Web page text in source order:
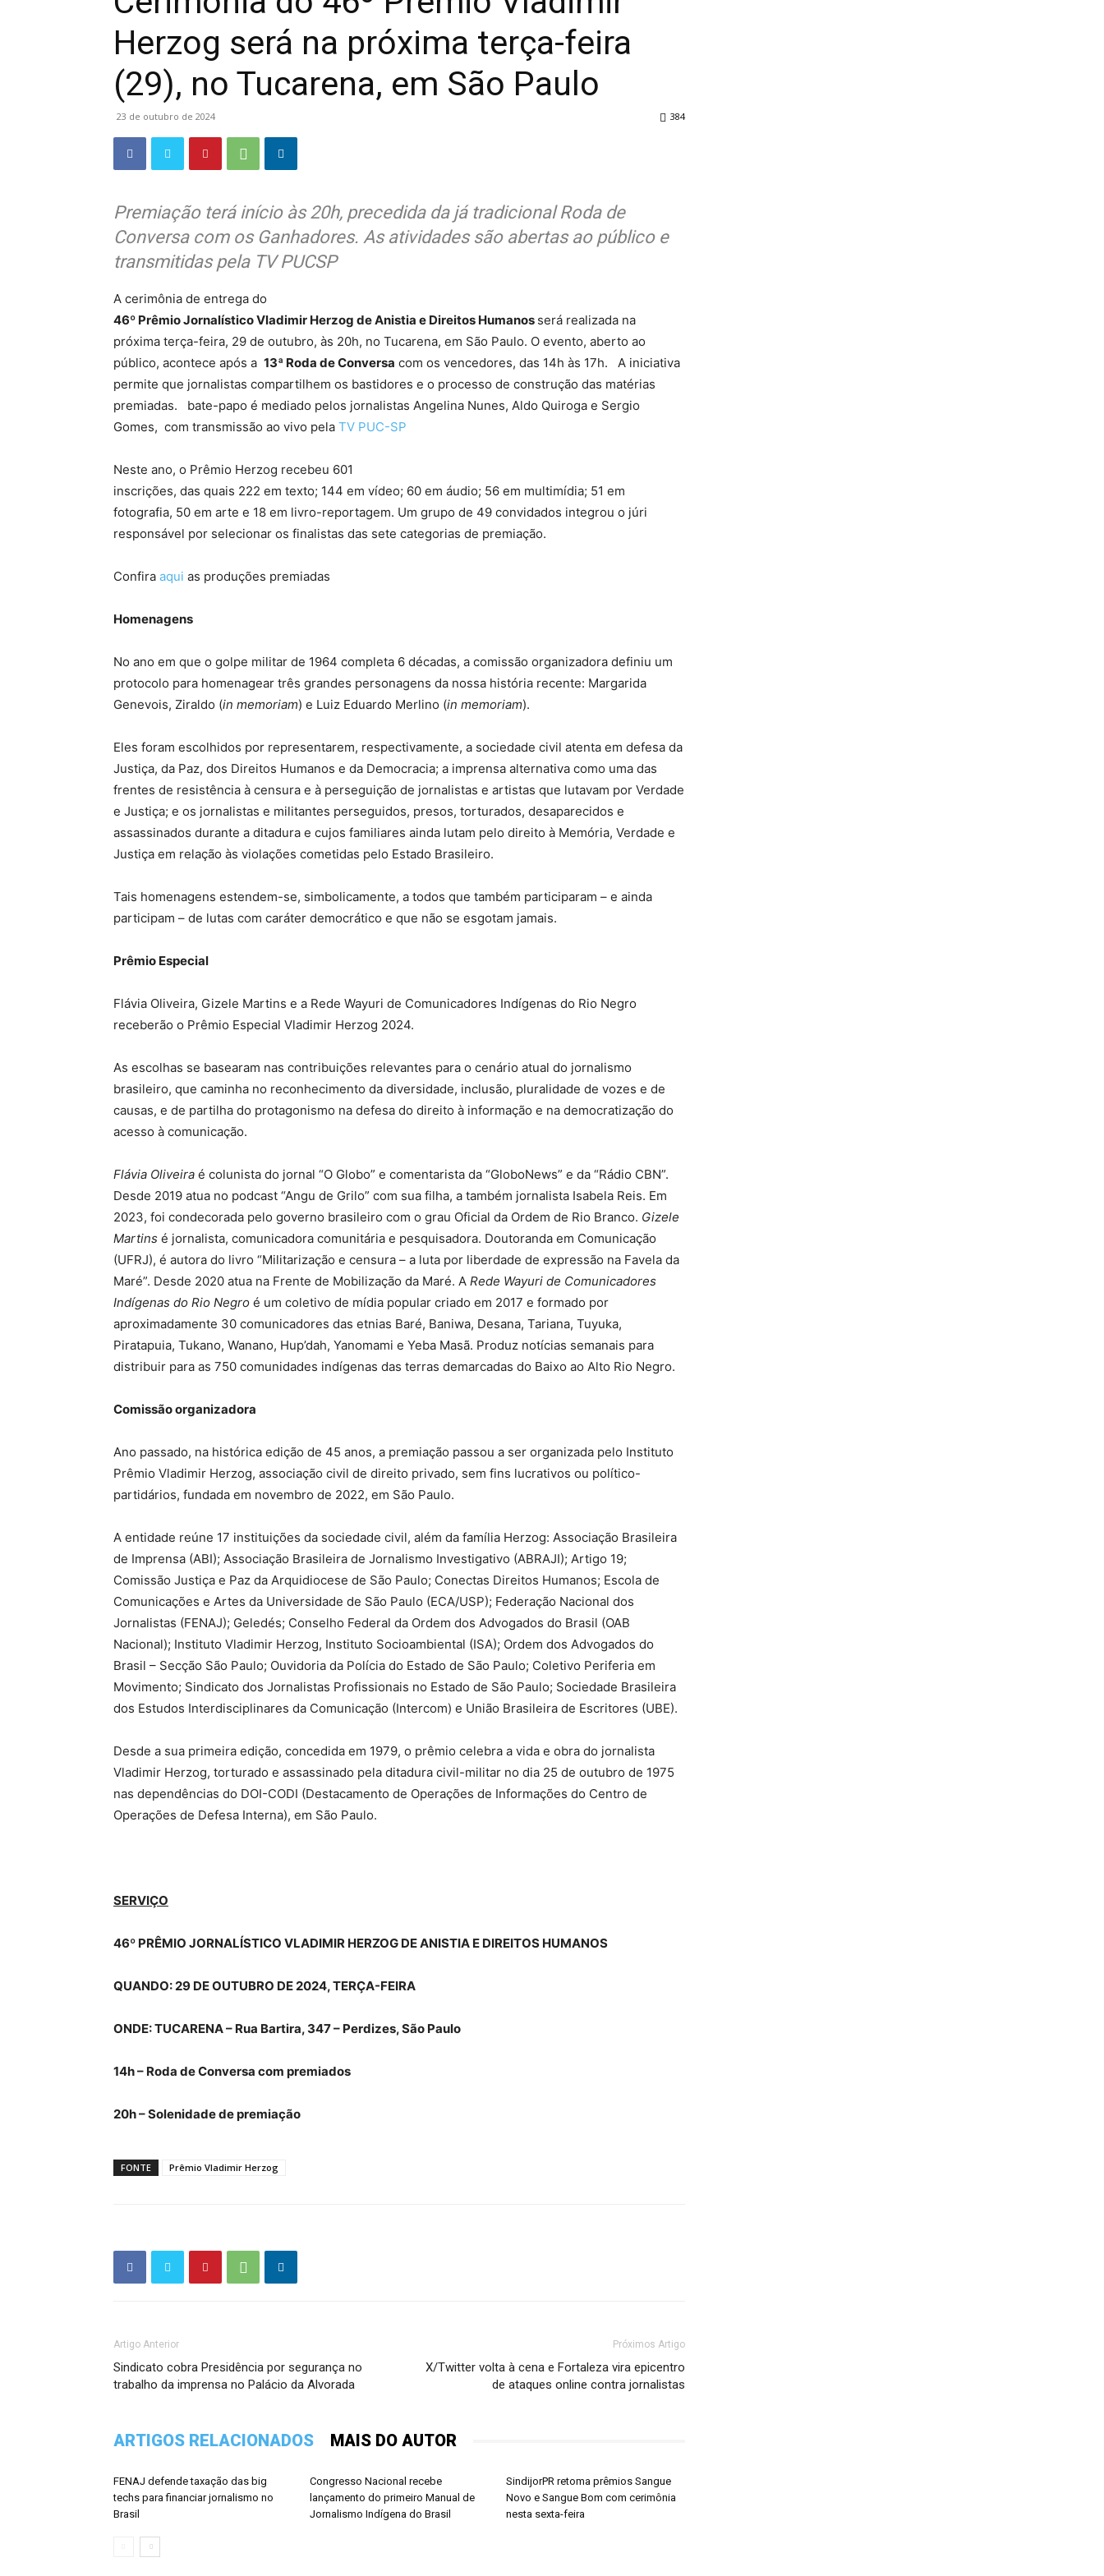
Herzog será na próxima terça-feira
(29), no Tucarena, em São Paulo
23 de outubro de 2024 384
Premiação terá início às 20h, precedida da já tradicional Roda de
Conversa com os Ganhadores. As atividades são abertas ao público e
transmitidas pela TV PUCSP
A cerimônia de entrega do
46º Prêmio Jornalístico Vladimir Herzog de Anistia e Direitos Humanos será realizada na
próxima terça-feira, 29 de outubro, às 20h, no Tucarena, em São Paulo. O evento, aberto ao
público, acontece após a 13ª Roda de Conversa com os vencedores, das 14h às 17h. A iniciativa
permite que jornalistas compartilhem os bastidores e o processo de construção das matérias
premiadas. bate-papo é mediado pelos jornalistas Angelina Nunes, Aldo Quiroga e Sergio
Gomes, com transmissão ao vivo pela TV PUC-SP
Neste ano, o Prêmio Herzog recebeu 601
inscrições, das quais 222 em texto; 144 em vídeo; 60 em áudio; 56 em multimídia; 51 em
fotografia, 50 em arte e 18 em livro-reportagem. Um grupo de 49 convidados integrou o júri
responsável por selecionar os finalistas das sete categorias de premiação.
Confira aqui as produções premiadas
Homenagens
No ano em que o golpe militar de 1964 completa 6 décadas, a comissão organizadora definiu um
protocolo para homenagear três grandes personagens da nossa história recente: Margarida
Genevois, Ziraldo (in memoriam) e Luiz Eduardo Merlino (in memoriam).
Eles foram escolhidos por representarem, respectivamente, a sociedade civil atenta em defesa da
Justiça, da Paz, dos Direitos Humanos e da Democracia; a imprensa alternativa como uma das
frentes de resistência à censura e à perseguição de jornalistas e artistas que lutavam por Verdade
e Justiça; e os jornalistas e militantes perseguidos, presos, torturados, desaparecidos e
assassinados durante a ditadura e cujos familiares ainda lutam pelo direito à Memória, Verdade e
Justiça em relação às violações cometidas pelo Estado Brasileiro.
Tais homenagens estendem-se, simbolicamente, a todos que também participaram – e ainda
participam – de lutas com caráter democrático e que não se esgotam jamais.
Prêmio Especial
Flávia Oliveira, Gizele Martins e a Rede Wayuri de Comunicadores Indígenas do Rio Negro
receberão o Prêmio Especial Vladimir Herzog 2024.
As escolhas se basearam nas contribuições relevantes para o cenário atual do jornalismo
brasileiro, que caminha no reconhecimento da diversidade, inclusão, pluralidade de vozes e de
causas, e de partilha do protagonismo na defesa do direito à informação e na democratização do
acesso à comunicação.
Flávia Oliveira é colunista do jornal “O Globo” e comentarista da “GloboNews” e da “Rádio CBN”.
Desde 2019 atua no podcast “Angu de Grilo” com sua filha, a também jornalista Isabela Reis. Em
2023, foi condecorada pelo governo brasileiro com o grau Oficial da Ordem de Rio Branco. Gizele
Martins é jornalista, comunicadora comunitária e pesquisadora. Doutoranda em Comunicação
(UFRJ), é autora do livro “Militarização e censura – a luta por liberdade de expressão na Favela da
Maré”. Desde 2020 atua na Frente de Mobilização da Maré. A Rede Wayuri de Comunicadores
Indígenas do Rio Negro é um coletivo de mídia popular criado em 2017 e formado por
aproximadamente 30 comunicadores das etnias Baré, Baniwa, Desana, Tariana, Tuyuka,
Piratapuia, Tukano, Wanano, Hup’dah, Yanomami e Yeba Masã. Produz notícias semanais para
distribuir para as 750 comunidades indígenas das terras demarcadas do Baixo ao Alto Rio Negro.
Comissão organizadora
Ano passado, na histórica edição de 45 anos, a premiação passou a ser organizada pelo Instituto
Prêmio Vladimir Herzog, associação civil de direito privado, sem fins lucrativos ou político-
partidários, fundada em novembro de 2022, em São Paulo.
A entidade reúne 17 instituições da sociedade civil, além da família Herzog: Associação Brasileira
de Imprensa (ABI); Associação Brasileira de Jornalismo Investigativo (ABRAJI); Artigo 19;
Comissão Justiça e Paz da Arquidiocese de São Paulo; Conectas Direitos Humanos; Escola de
Comunicações e Artes da Universidade de São Paulo (ECA/USP); Federação Nacional dos
Jornalistas (FENAJ); Geledés; Conselho Federal da Ordem dos Advogados do Brasil (OAB
Nacional); Instituto Vladimir Herzog, Instituto Socioambiental (ISA); Ordem dos Advogados do
Brasil – Secção São Paulo; Ouvidoria da Polícia do Estado de São Paulo; Coletivo Periferia em
Movimento; Sindicato dos Jornalistas Profissionais no Estado de São Paulo; Sociedade Brasileira
dos Estudos Interdisciplinares da Comunicação (Intercom) e União Brasileira de Escritores (UBE).
Desde a sua primeira edição, concedida em 1979, o prêmio celebra a vida e obra do jornalista
Vladimir Herzog, torturado e assassinado pela ditadura civil-militar no dia 25 de outubro de 1975
nas dependências do DOI-CODI (Destacamento de Operações de Informações do Centro de
Operações de Defesa Interna), em São Paulo.
SERVIÇO
46º PRÊMIO JORNALÍSTICO VLADIMIR HERZOG DE ANISTIA E DIREITOS HUMANOS
QUANDO: 29 DE OUTUBRO DE 2024, TERÇA-FEIRA
ONDE: TUCARENA – Rua Bartira, 347 – Perdizes, São Paulo
14h – Roda de Conversa com premiados
20h – Solenidade de premiação
FONTE Prêmio Vladimir Herzog
Artigo Anterior
Sindicato cobra Presidência por segurança no
trabalho da imprensa no Palácio da Alvorada
Próximos Artigo
X/Twitter volta à cena e Fortaleza vira epicentro
de ataques online contra jornalistas
ARTIGOS RELACIONADOS MAIS DO AUTOR
FENAJ defende taxação das big
techs para financiar jornalismo no
Brasil
Congresso Nacional recebe
lançamento do primeiro Manual de
Jornalismo Indígena do Brasil
SindijorPR retoma prêmios Sangue
Novo e Sangue Bom com cerimônia
nesta sexta-feira